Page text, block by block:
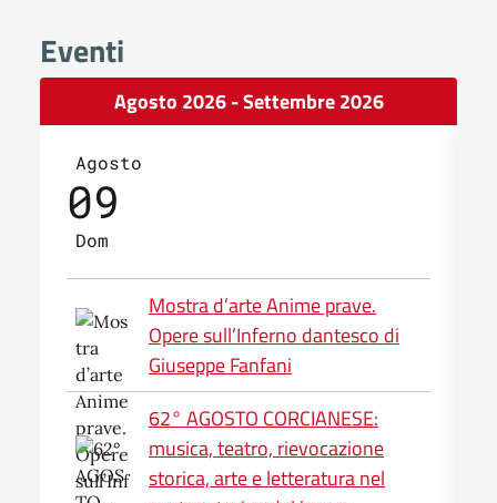
Eventi
Agosto 2026 - Settembre 2026
Agosto
09
Dom
Mostra d’arte Anime prave.
Opere sull’Inferno dantesco di
Giuseppe Fanfani
62° AGOSTO CORCIANESE:
musica, teatro, rievocazione
storica, arte e letteratura nel